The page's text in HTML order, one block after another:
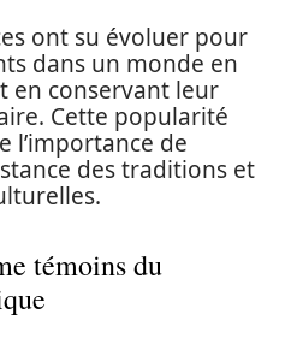
ont su évoluer pour
dans un monde en
en conservant leur
Cette popularité
l’importance de
des traditions et
témoins du